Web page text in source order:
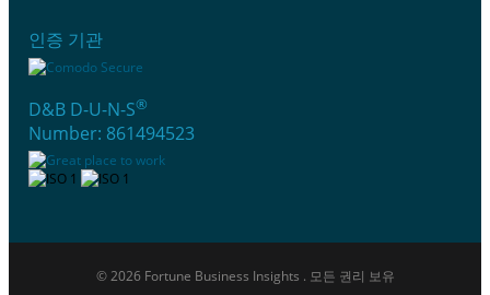
인증 기관
D&B D-U-N-S®
Number: 861494523
© 2026 Fortune Business Insights . 모든 권리 보유